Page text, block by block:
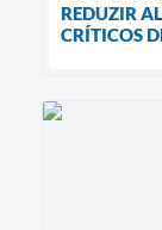
REDUZIR
CRÍTICOS